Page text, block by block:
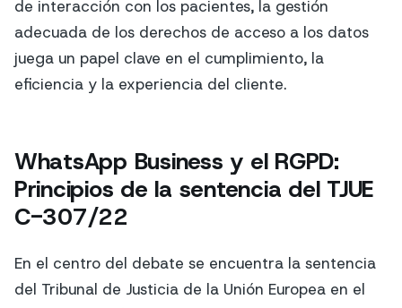
de interacción con los pacientes, la gestión
adecuada de los derechos de acceso a los datos
juega un papel clave en el cumplimiento, la
eficiencia y la experiencia del cliente.
WhatsApp Business y el RGPD:
Principios de la sentencia del TJUE
C-307/22
En el centro del debate se encuentra la sentencia
del Tribunal de Justicia de la Unión Europea en el